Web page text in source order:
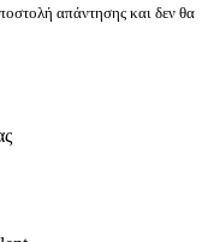
απάντησης και δεν θα